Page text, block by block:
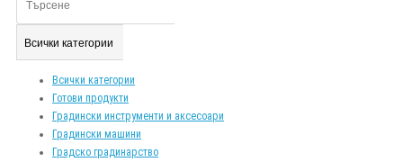
Всички категории
Всички категории
Готови продукти
Градински инструменти и аксесоари
Градински машини
Градско градинарство